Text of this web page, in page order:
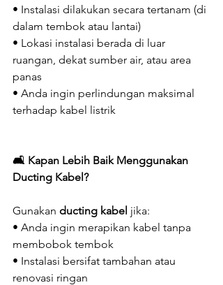
• Instalasi dilakukan secara tertanam (di
dalam tembok atau lantai)
• Lokasi instalasi berada di luar
ruangan, dekat sumber air, atau area
panas
• Anda ingin perlindungan maksimal
terhadap kabel listrik
🛋️ Kapan Lebih Baik Menggunakan
Ducting Kabel?
Gunakan ducting kabel jika:
• Anda ingin merapikan kabel tanpa
membobok tembok
• Instalasi bersifat tambahan atau
renovasi ringan